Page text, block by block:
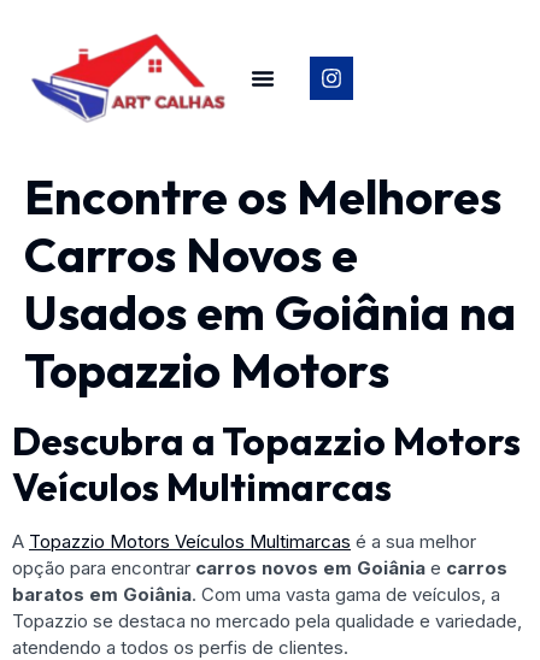
Encontre os Melhores
Carros Novos e
Usados em Goiânia na
Topazzio Motors
Descubra a Topazzio Motors
Veículos Multimarcas
A Topazzio Motors Veículos Multimarcas é a sua melhor
opção para encontrar carros novos em Goiânia e carros
baratos em Goiânia. Com uma vasta gama de veículos, a
Topazzio se destaca no mercado pela qualidade e variedade,
atendendo a todos os perfis de clientes.